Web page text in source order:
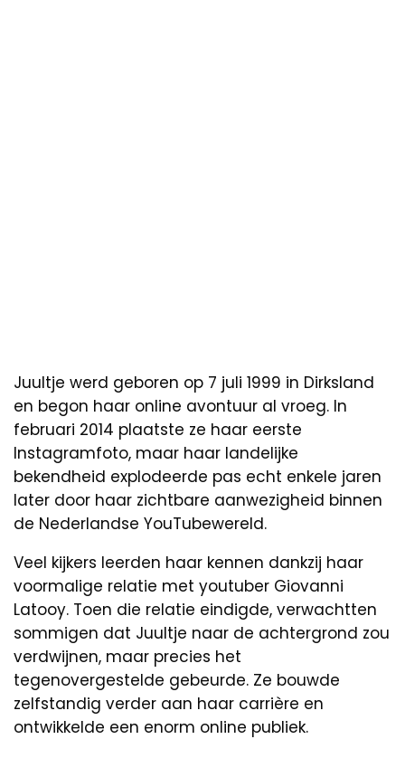
Juultje werd geboren op 7 juli 1999 in Dirksland
en begon haar online avontuur al vroeg. In
februari 2014 plaatste ze haar eerste
Instagramfoto, maar haar landelijke
bekendheid explodeerde pas echt enkele jaren
later door haar zichtbare aanwezigheid binnen
de Nederlandse YouTubewereld.
Veel kijkers leerden haar kennen dankzij haar
voormalige relatie met youtuber Giovanni
Latooy. Toen die relatie eindigde, verwachtten
sommigen dat Juultje naar de achtergrond zou
verdwijnen, maar precies het
tegenovergestelde gebeurde. Ze bouwde
zelfstandig verder aan haar carrière en
ontwikkelde een enorm online publiek.